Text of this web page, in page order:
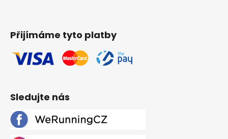
Přijímáme tyto platby
Sledujte nás